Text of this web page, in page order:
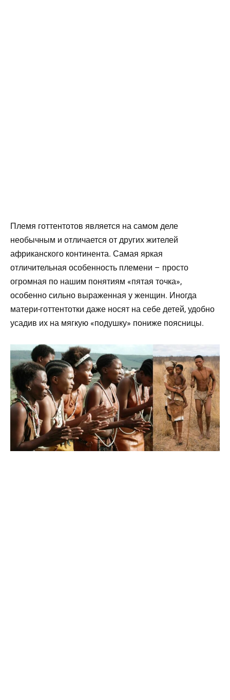
Племя готтентотов является на самом деле
необычным и отличается от других жителей
африканского континента. Самая яркая
отличительная особенность племени – просто
огромная по нашим понятиям «пятая точка»,
особенно сильно выраженная у женщин. Иногда
матери-готтентотки даже носят на себе детей, удобно
усадив их на мягкую «подушку» пониже поясницы.